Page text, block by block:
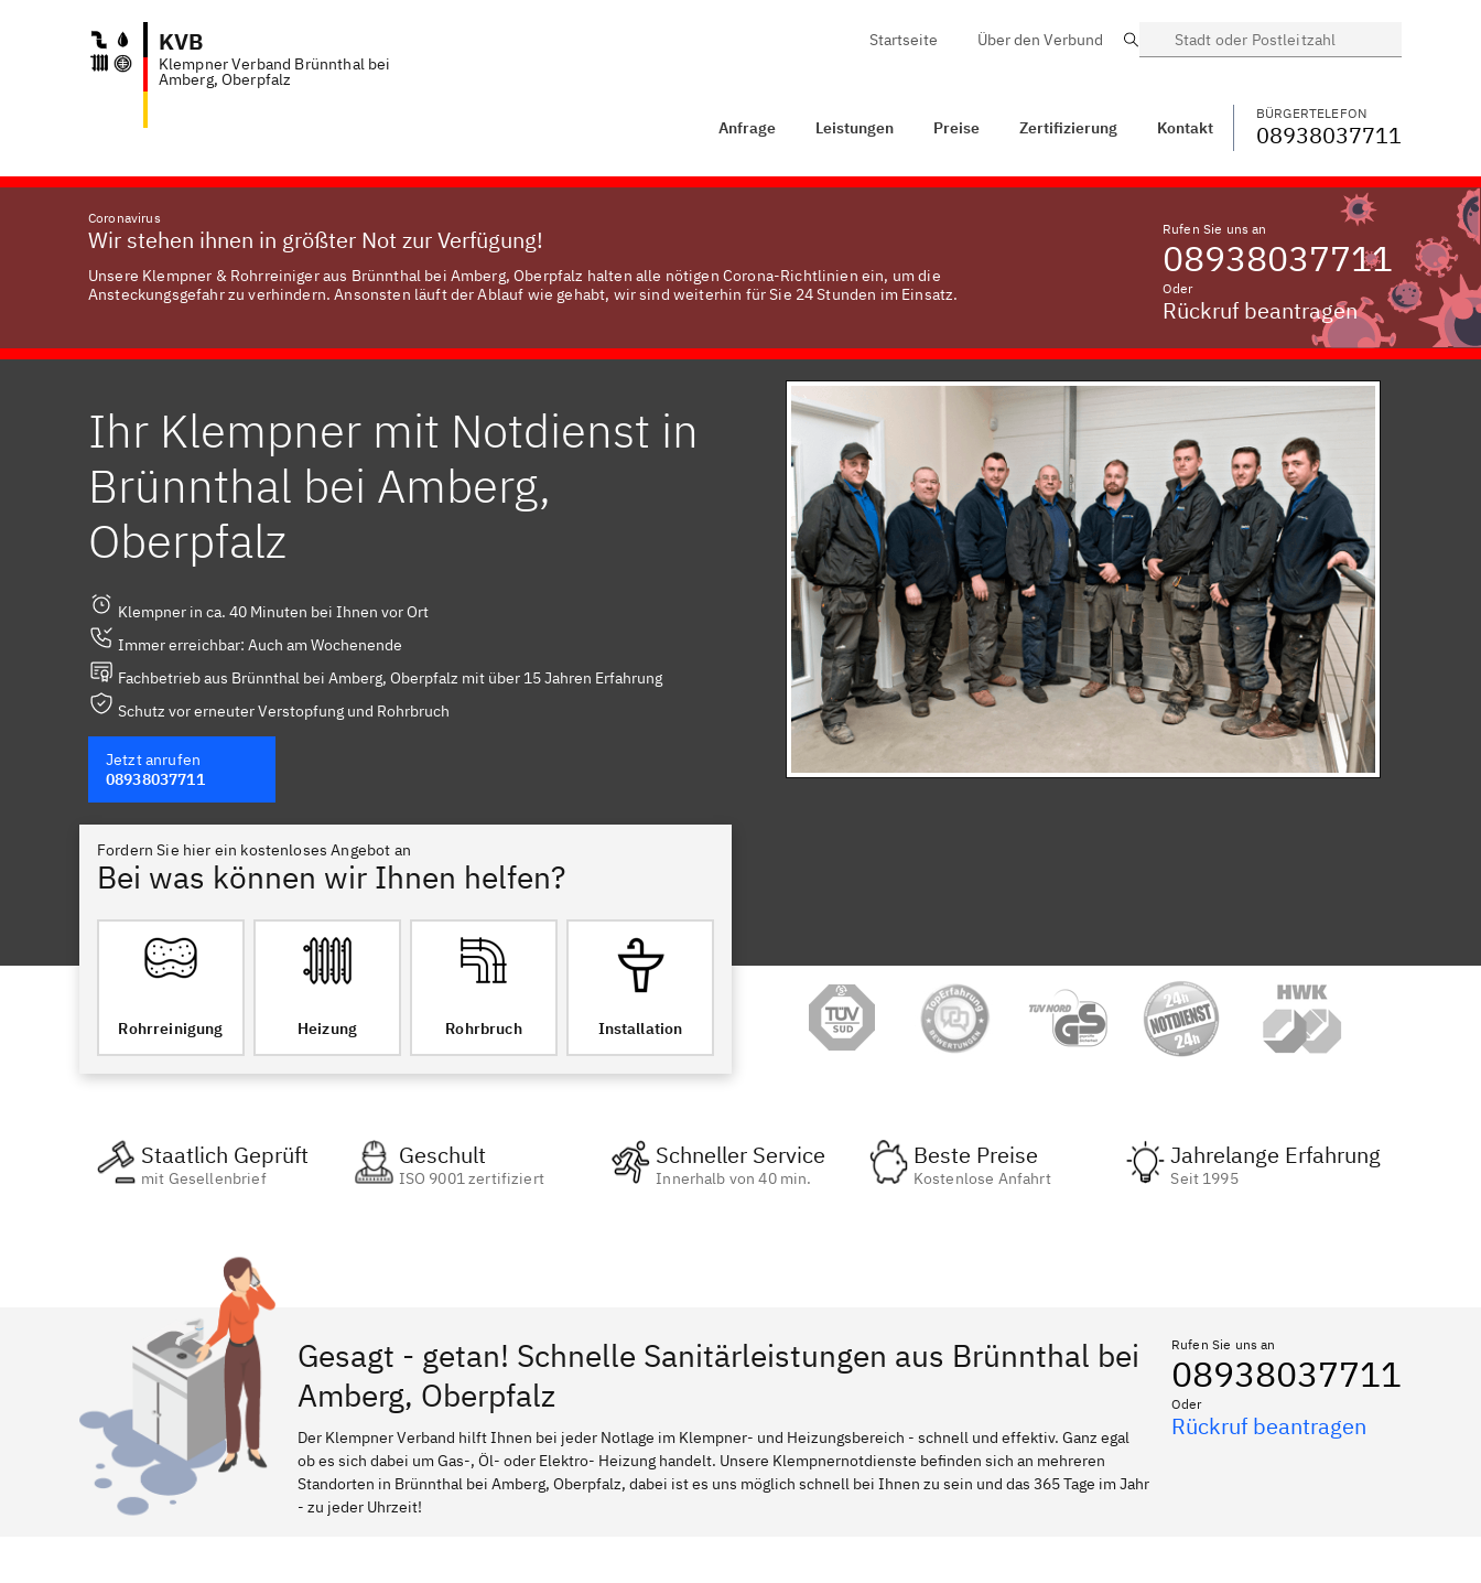
KVB
Klempner Verband Brünnthal bei
Amberg, Oberpfalz
BÜRGERTELEFON WECHSELN
Startseite Über den Verbund Suche
Anfrage Leistungen Preise Zertifizierung Kontakt
BÜRGERTELEFON
08938037711
Coronavirus
Wir stehen ihnen in größter Not zur Verfügung!
Unsere Klempner & Rohrreiniger aus Brünnthal bei Amberg, Oberpfalz halten alle nötigen Corona-Richtlinien ein, um die
Ansteckungsgefahr zu verhindern. Ansonsten läuft der Ablauf wie gehabt, wir sind weiterhin für Sie 24 Stunden im Einsatz.
Rufen Sie uns an
08938037711
Oder
Rückruf beantragen
Ihr Klempner mit Notdienst in
Brünnthal bei Amberg,
Oberpfalz
Klempner in ca. 40 Minuten bei Ihnen vor Ort
Immer erreichbar: Auch am Wochenende
Fachbetrieb aus Brünnthal bei Amberg, Oberpfalz mit über 15 Jahren Erfahrung
Schutz vor erneuter Verstopfung und Rohrbruch
Jetzt anrufen
08938037711
Fordern Sie hier ein kostenloses Angebot an
Bei was können wir Ihnen helfen?
Rohrreinigung Heizung Rohrbruch Installation
Staatlich Geprüft
mit Gesellenbrief
Geschult
ISO 9001 zertifiziert
Schneller Service
Innerhalb von 40 min.
Beste Preise
Kostenlose Anfahrt
Jahrelange Erfahrung
Seit 1995
Gesagt - getan! Schnelle Sanitärleistungen aus Brünnthal bei
Amberg, Oberpfalz
Der Klempner Verband hilft Ihnen bei jeder Notlage im Klempner- und Heizungsbereich - schnell und effektiv. Ganz egal
ob es sich dabei um Gas-, Öl- oder Elektro- Heizung handelt. Unsere Klempnernotdienste befinden sich an mehreren
Standorten in Brünnthal bei Amberg, Oberpfalz, dabei ist es uns möglich schnell bei Ihnen zu sein und das 365 Tage im Jahr
- zu jeder Uhrzeit!
Rufen Sie uns an
08938037711
Oder
Rückruf beantragen